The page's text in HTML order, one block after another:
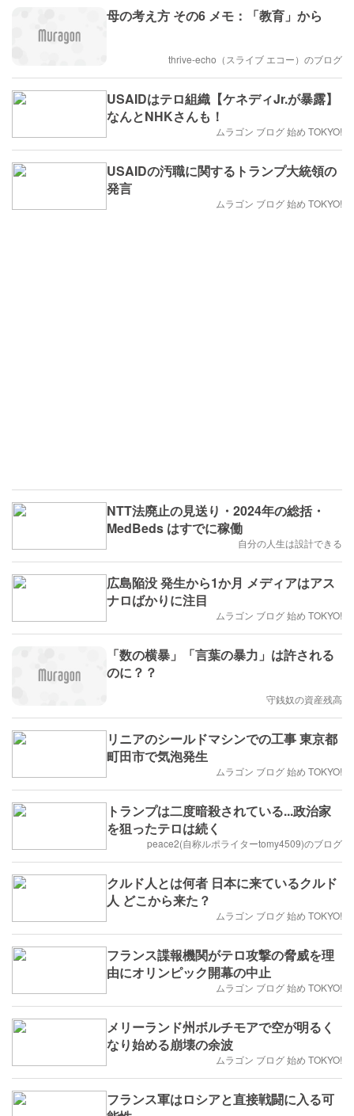
と / NATOの露国に対する
直接的な攻撃が露骨にな
レバノン爆撃、物流網破
母の考え方 その6 メモ：「教育」から
thrive-echo（スライブ エコー）のブログ
USAIDはテロ組織【ケネディJr.が暴露】
なんとNHKさんも！
ムラゴン ブログ 始め TOKYO!
USAIDの汚職に関するトランプ大統領の
発言
ムラゴン ブログ 始め TOKYO!
NTT法廃止の見送り・2024年の総括・
MedBeds はすでに稼働
自分の人生は設計できる
広島陥没 発生から1か月 メディアはアス
ナロばかりに注目
ムラゴン ブログ 始め TOKYO!
「数の横暴」「言葉の暴力」は許される
のに？？
守銭奴の資産残高
リニアのシールドマシンでの工事 東京都
町田市で気泡発生
ムラゴン ブログ 始め TOKYO!
トランプは二度暗殺されている...政治家
を狙ったテロは続く
peace2(自称ルポライターtomy4509)のブログ
クルド人とは何者 日本に来ているクルド
人 どこから来た？
ムラゴン ブログ 始め TOKYO!
フランス諜報機関がテロ攻撃の脅威を理
由にオリンピック開幕の中止
ムラゴン ブログ 始め TOKYO!
メリーランド州ボルチモアで空が明るく
なり始める崩壊の余波
ムラゴン ブログ 始め TOKYO!
フランス軍はロシアと直接戦闘に入る可